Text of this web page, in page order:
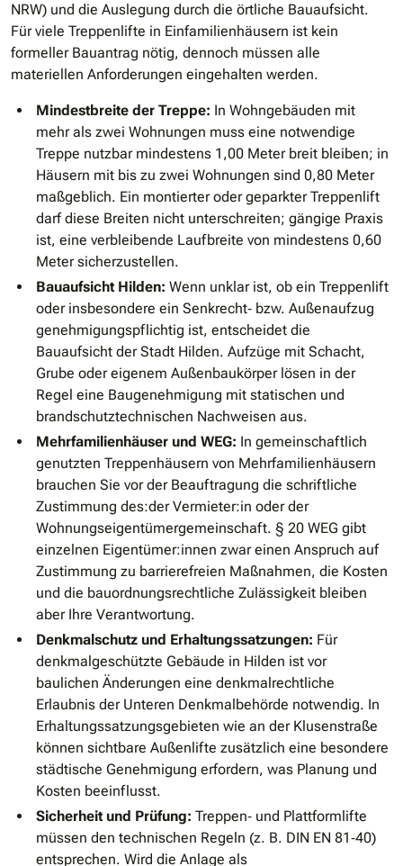
NRW) und die Auslegung durch die örtliche Bauaufsicht.
Für viele Treppenlifte in Einfamilienhäusern ist kein
formeller Bauantrag nötig, dennoch müssen alle
materiellen Anforderungen eingehalten werden.
Mindestbreite der Treppe: In Wohngebäuden mit
mehr als zwei Wohnungen muss eine notwendige
Treppe nutzbar mindestens 1,00 Meter breit bleiben; in
Häusern mit bis zu zwei Wohnungen sind 0,80 Meter
maßgeblich. Ein montierter oder geparkter Treppenlift
darf diese Breiten nicht unterschreiten; gängige Praxis
ist, eine verbleibende Laufbreite von mindestens 0,60
Meter sicherzustellen.
Bauaufsicht Hilden: Wenn unklar ist, ob ein Treppenlift
oder insbesondere ein Senkrecht‐ bzw. Außenaufzug
genehmigungspflichtig ist, entscheidet die
Bauaufsicht der Stadt Hilden. Aufzüge mit Schacht,
Grube oder eigenem Außenbaukörper lösen in der
Regel eine Baugenehmigung mit statischen und
brandschutztechnischen Nachweisen aus.
Mehrfamilienhäuser und WEG: In gemeinschaftlich
genutzten Treppenhäusern von Mehrfamilienhäusern
brauchen Sie vor der Beauftragung die schriftliche
Zustimmung des:der Vermieter:in oder der
Wohnungseigentümergemeinschaft. § 20 WEG gibt
einzelnen Eigentümer:innen zwar einen Anspruch auf
Zustimmung zu barrierefreien Maßnahmen, die Kosten
und die bauordnungsrechtliche Zulässigkeit bleiben
aber Ihre Verantwortung.
Denkmalschutz und Erhaltungssatzungen: Für
denkmalgeschützte Gebäude in Hilden ist vor
baulichen Änderungen eine denkmalrechtliche
Erlaubnis der Unteren Denkmalbehörde notwendig. In
Erhaltungssatzungsgebieten wie an der Klusenstraße
können sichtbare Außenlifte zusätzlich eine besondere
städtische Genehmigung erfordern, was Planung und
Kosten beeinflusst.
Sicherheit und Prüfung: Treppen‐ und Plattformlifte
müssen den technischen Regeln (z. B. DIN EN 81‐40)
entsprechen. Wird die Anlage als